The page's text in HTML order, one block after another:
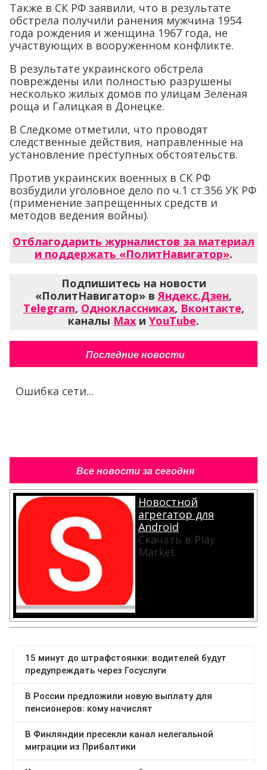
Также в СК РФ заявили, что в результате
обстрела получили ранения мужчина 1954
года рождения и женщина 1967 года, не
участвующих в вооруженном конфликте.
В результате украинского обстрела
повреждены или полностью разрушены
несколько жилых домов по улицам Зеленая
роща и Галицкая в Донецке.
В Следкоме отметили, что проводят
следственные действия, направленные на
установление преступных обстоятельств.
Против украинских военных в СК РФ
возбудили уголовное дело по ч.1 ст.356 УК РФ
(применение запрещенных средств и
методов ведения войны).
Отблагодарить журналистов за материал
и поддержать «ПолитНавигатор».
Подпишитесь на новости
«ПолитНавигатор» вЯндекс.Дзен,
Telegram, Одноклассниках, Вконтакте,
каналы Max и YouTube.
Последние новости
Ошибка сети...
Все новости за сегодня
Новостной
агрегатор для
Android
Скачать в Play
Market